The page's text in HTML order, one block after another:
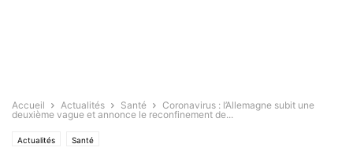
Accueil Actualités Santé
Coronavirus : l’Allemagne subit une
deuxième vague et annonce le reconfinement de...
Actualités Santé